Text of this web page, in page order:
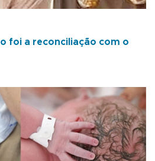
foi a reconciliação com o